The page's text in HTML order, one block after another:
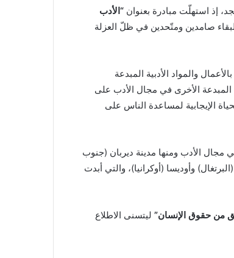
إذ استهلّت مبادرة بعنوان “الأدب
صامدين ومتّحدين في ظلّ العزلة
خلال تزويدهم بالأعمال والمواد الأدبية المبدعة
المبدعة الأخرى في مجال الأدب على
الإيجابية لمساعدة الناس على
مجال الأدب ومنها مدينة ديربان (جنوب
وأوديسا (أوكرانيا)، والتي أبدت
حق من حقوق الإنسان” ليتسنى الاطلاع